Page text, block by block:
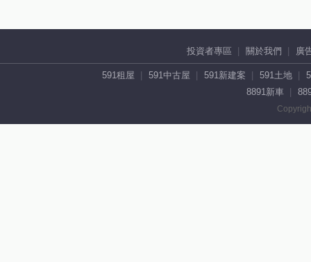
投資者專區 關於我們 廣
591租屋 591中古屋 591新建案 591土地
8891新車